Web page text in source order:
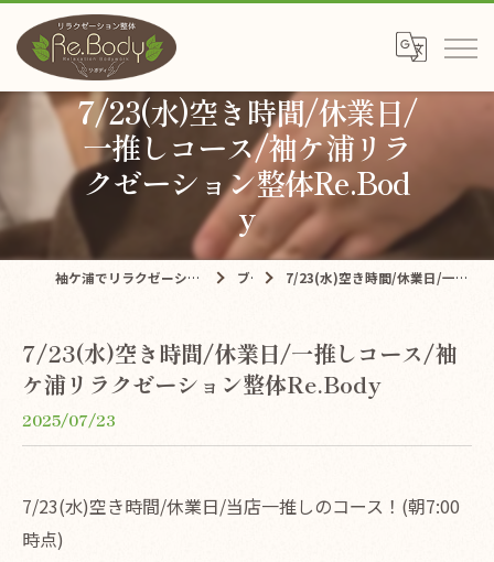
7/23(水)空き時間/休業日/
一推しコース/袖ケ浦リラ
クゼーション整体Re.Bod
y
袖ケ浦でリラクゼーションならリラクゼーション整体Re.Body ブログ 7/23(水)空き時間/休業日/一推しコース/袖ケ浦リラクゼーション整体Re.Body
7/23(水)空き時間/休業日/一推しコース/袖
ケ浦リラクゼーション整体Re.Body
2025/07/23
7/23(水)空き時間/休業日/当店一推しのコース！(朝7:00
時点)